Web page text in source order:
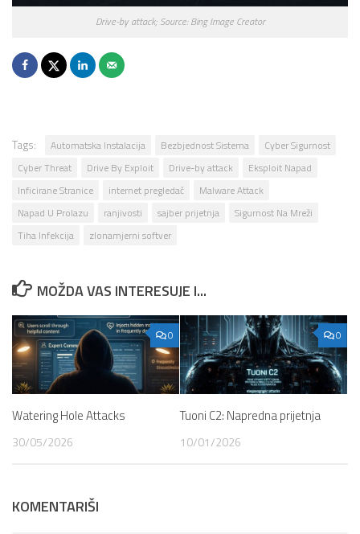
Drive-by attack; Source: Bing Image Creator
Tags: Automatska Instalacija Bezbjednost Sistema
Cyber Sigurnost
Cyber Threat
Drive By Exploit Drive-by attack
Eksploit Napad
Inficirane Stranice
internet pregledač
Malware Attack
Napad U Prolazu
ranjivosti sajber prijetnja
Sigurnost Na Mreži
Tiha Infekcija
zlonamjerni softver
MOŽDA VAS INTERESUJE I...
0
Watering Hole Attacks
30/05/2026
0
Tuoni C2: Napredna prijetnja
10/01/2026
KOMENTARIŠI